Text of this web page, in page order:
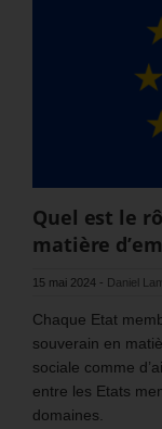
Quel est le
matière
15 mai 2024 - Daniel
Chaque Etat
souverain en
sociale comme
entre les Etats
domaines.